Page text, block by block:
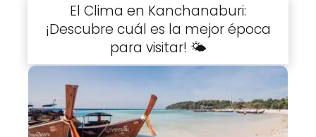
El Clima en Kanchanaburi:
¡Descubre cuál es la mejor época
para visitar! 🌤️